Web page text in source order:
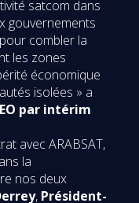
satcom dans
gouvernements
combler la
les zones
économique
isolées » a
par intérim
avec ARABSAT,
la
nos deux
, Président-